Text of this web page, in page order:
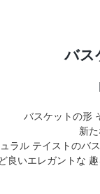
バス
バスケットの形
新
ラル テイストのバ
良いエレガントな